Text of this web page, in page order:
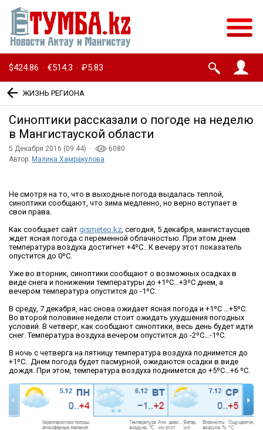
$424.86 · €514.3 · ₽5.83
ЖИЗНЬ РЕГИОНА
Синоптики рассказали о погоде на неделю
в Мангистауской области
5 Декабря 2016 (09:44) ·
6080
Автор: Малика Хамракулова
Не смотря на то, что в выходные погода выдалась теплой,
синоптики сообщают, что зима медленно, но верно вступает в
свои права.
Как сообщает сайт gismeteo.kz, сегодня, 5 декабря, мангистаусцев
ждет ясная погода с переменной облачностью. При этом днем
температура воздуха достигнет +4ºС.. К вечеру этот показатель
опустится до 0ºС.
Уже во вторник, синоптики сообщают о возможных осадках в
виде снега и понижении температуры до +1ºС…+3ºС днем, а
вечером температура опустится до -1ºС.
В среду, 7 декабря, нас снова ожидает ясная погода и +1ºС …+5ºС.
Во второй половине недели стоит ожидать ухудшения погодных
условий. В четверг, как сообщают синоптики, весь день будет идти
снег. Температура воздуха вечером опустится до -2ºС…-1ºС.
В ночь с четверга на пятницу температура воздуха поднимется до
+1ºС.. Днем погода будет пасмурной, ожидаются осадки в виде
дождя. При этом, температура воздуха поднимется до +5ºС…+6 ºС.